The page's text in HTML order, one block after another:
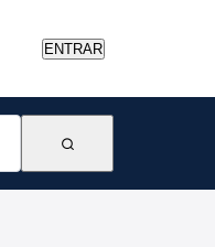
ENTRAR